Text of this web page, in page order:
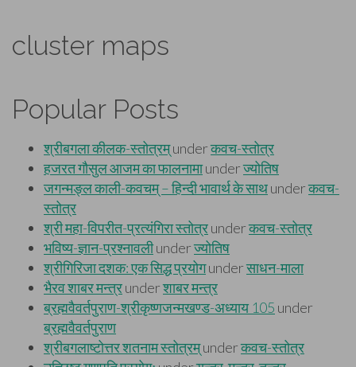
cluster maps
Popular Posts